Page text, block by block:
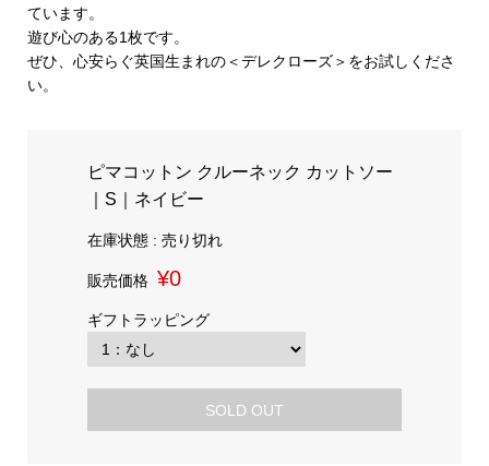
ています。
遊び心のある1枚です。
ぜひ、心安らぐ英国生まれの＜デレクローズ＞をお試しくださ
い。
ピマコットン クルーネック カットソー
｜S｜ネイビー
在庫状態 : 売り切れ
販売価格 ¥0
ギフトラッピング
SOLD OUT